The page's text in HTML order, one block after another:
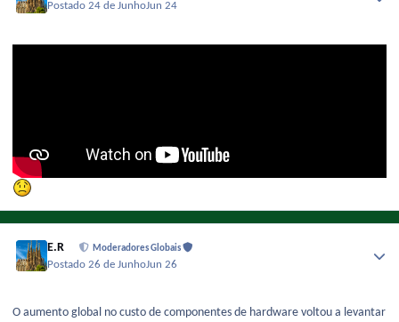
Postado24 de JunhoJun 24
E.R Moderadores Globais
Postado26 de JunhoJun 26
O aumento global no custo de componentes de hardware voltou a levantar